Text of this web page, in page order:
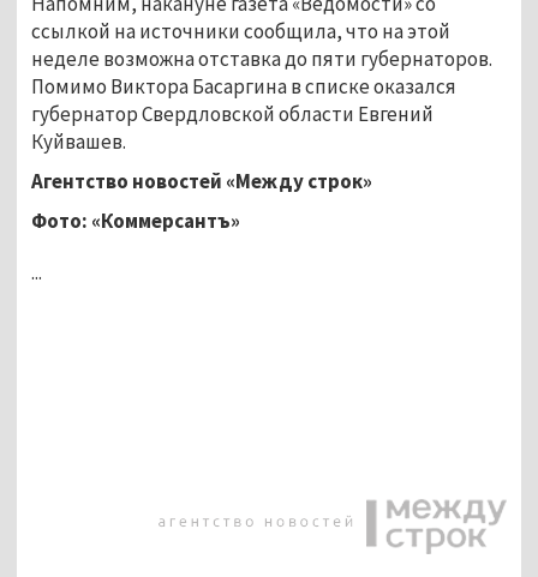
ссылкой на источники сообщила, что на этой
неделе возможна отставка до пяти губернаторов.
Помимо Виктора Басаргина в списке оказался
губернатор Свердловской области Евгений
Куйвашев.
Агентство новостей «Между строк»
Фото: «Коммерсантъ»
...